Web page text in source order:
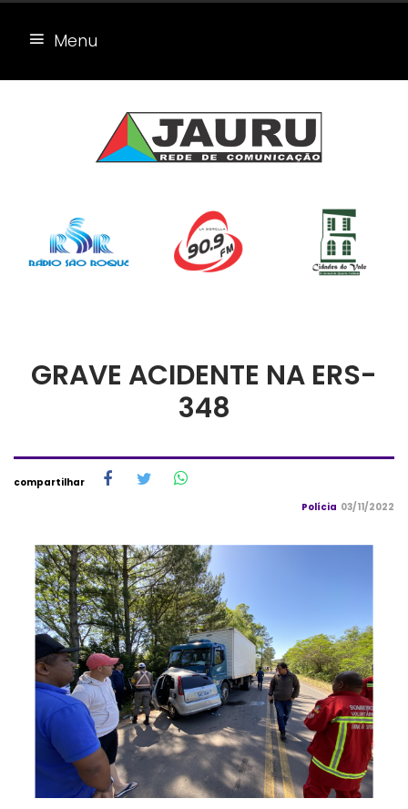
Menu
GRAVE ACIDENTE NA ERS-
348
compartilhar
Polícia 03/11/2022